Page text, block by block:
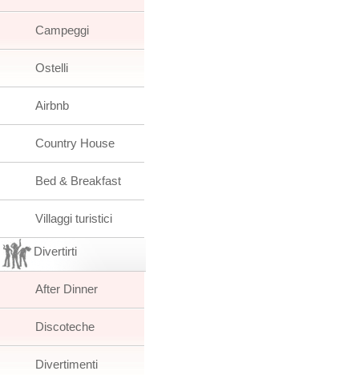
Campeggi
Ostelli
Airbnb
Country House
Bed & Breakfast
Villaggi turistici
Divertirti
After Dinner
Discoteche
Divertimenti